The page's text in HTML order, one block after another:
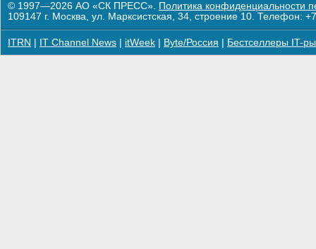
© 1997—2026 АО «СК ПРЕСС». Политика конфиденциальности
109147 г. Москва, ул. Марксистская, 34, строение 10. Телефон:
ITRN IT Channel News itWeek Byte/Россия Бестселлеры IT-